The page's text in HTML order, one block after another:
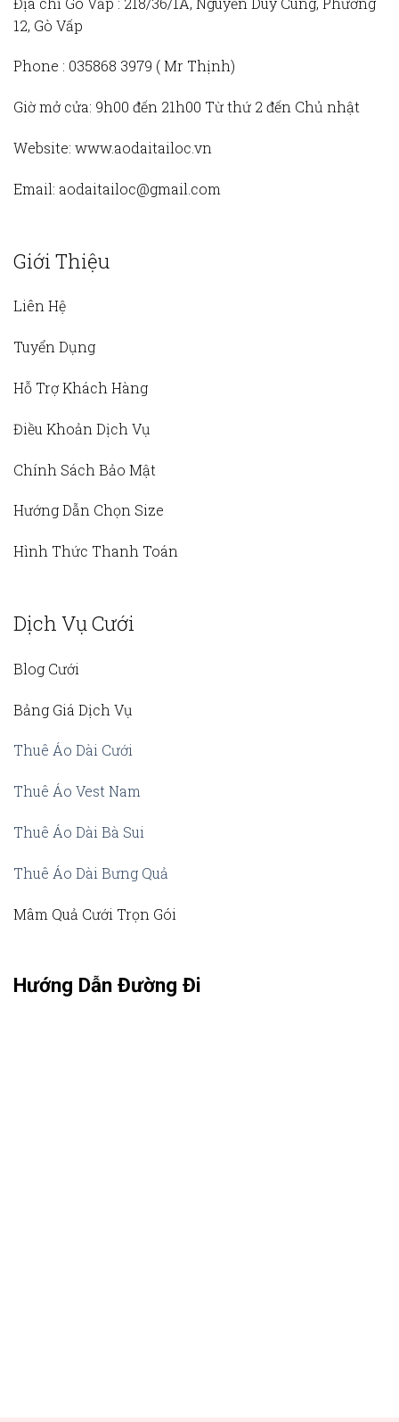
12, Gò Vấp
Phone : 035868 3979 (Mr Thịnh)
Giờ mở cửa: 9h00 đến 21h00 Từ thứ 2 đến Chủ nhật
Website: www.aodaitailoc.vn
Email: aodaitailoc@gmail.com
Giới Thiệu
Liên Hệ
Tuyển Dụng
Hỗ Trợ Khách Hàng
Điều Khoản Dịch Vụ
Chính Sách Bảo Mật
Hướng Dẫn Chọn Size
Hình Thức Thanh Toán
Dịch Vụ Cưới
Blog Cưới
Bảng Giá Dịch Vụ
Thuê Áo Dài Cưới
Thuê Áo Vest Nam
Thuê Áo Dài Bà Sui
Thuê Áo Dài Bưng Quả
Mâm Quả Cưới Trọn Gói
Hướng Dẫn Đường Đi